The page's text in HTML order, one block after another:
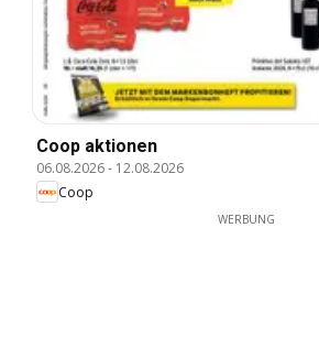
Coop aktionen
06.08.2026- 12.08.2026
Coop
WERBUNG